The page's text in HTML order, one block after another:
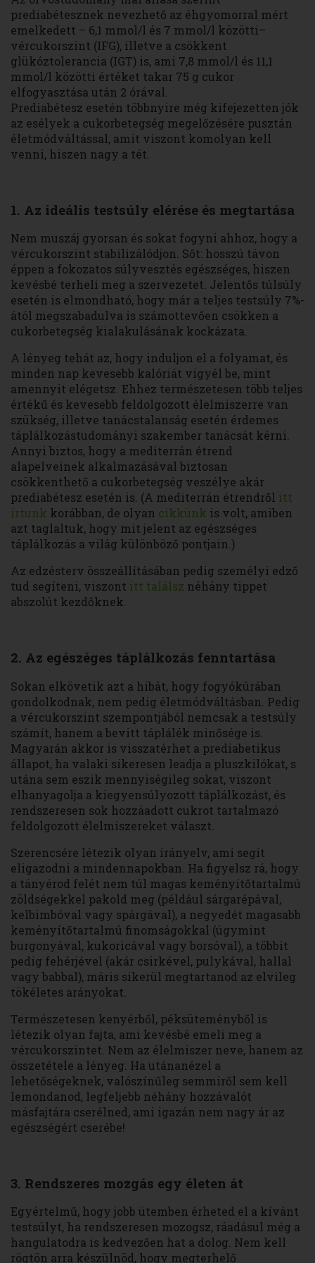
prediabétesznek nevezhető az éhgyomorral mért
emelkedett – 6,1 mmol/l és 7 mmol/l közötti–
vércukorszint (IFG), illetve a csökkent
glükóztolerancia (IGT) is, ami 7,8 mmol/l és 11,1
mmol/l közötti értéket takar 75 g cukor
elfogyasztása után 2 órával.
Prediabétesz esetén többnyire még kifejezetten jók
az esélyek a cukorbetegség megelőzésére pusztán
életmódváltással, amit viszont komolyan kell
venni, hiszen nagy a tét.
1. Az ideális testsúly elérése és megtartása
Nem muszáj gyorsan és sokat fogyni ahhoz, hogy a
vércukorszint stabilizálódjon. Sőt: hosszú távon
éppen a fokozatos súlyvesztés egészséges, hiszen
kevésbé terheli meg a szervezetet. Jelentős túlsúly
esetén is elmondható, hogy már a teljes testsúly 7%-
ától megszabadulva is számottevően csökken a
cukorbetegség kialakulásának kockázata.
A lényeg tehát az, hogy induljon el a folyamat, és
minden nap kevesebb kalóriát vigyél be, mint
amennyit elégetsz. Ehhez természetesen több teljes
értékű és kevesebb feldolgozott élelmiszerre van
szükség, illetve tanácstalanság esetén érdemes
táplálkozástudományi szakember tanácsát kérni.
Annyi biztos, hogy a mediterrán étrend
alapelveinek alkalmazásával biztosan
csökkenthető a cukorbetegség veszélye akár
prediabétesz esetén is. (A mediterrán étrendről itt
írtunk korábban, de olyan cikkünk is volt, amiben
azt taglaltuk, hogy mit jelent az egészséges
táplálkozás a világ különböző pontjain.)
Az edzésterv összeállításában pedig személyi edző
tud segíteni, viszont itt találsz néhány tippet
abszolút kezdőknek.
2. Az egészéges táplálkozás fenntartása
Sokan elkövetik azt a hibát, hogy fogyókúrában
gondolkodnak, nem pedig életmódváltásban. Pedig
a vércukorszint szempontjából nemcsak a testsúly
számít, hanem a bevitt táplálék minősége is.
Magyarán akkor is visszatérhet a prediabetikus
állapot, ha valaki sikeresen leadja a pluszkilókat, s
utána sem eszik mennyiségileg sokat, viszont
elhanyagolja a kiegyensúlyozott táplálkozást, és
rendszeresen sok hozzáadott cukrot tartalmazó
feldolgozott élelmiszereket választ.
Szerencsére létezik olyan irányelv, ami segít
eligazodni a mindennapokban. Ha figyelsz rá, hogy
a tányérod felét nem túl magas keményítőtartalmú
zöldségekkel pakold meg (például sárgarépával,
kelbimbóval vagy spárgával), a negyedét magasabb
keményítőtartalmú finomságokkal (úgymint
burgonyával, kukoricával vagy borsóval), a többit
pedig fehérjével (akár csirkével, pulykával, hallal
vagy babbal), máris sikerül megtartanod az elvileg
tökéletes arányokat.
Természetesen kenyérből, péksüteményből is
létezik olyan fajta, ami kevésbé emeli meg a
vércukorszintet. Nem az élelmiszer neve, hanem az
összetétele a lényeg. Ha utánanézel a
lehetőségeknek, valószínűleg semmiről sem kell
lemondanod, legfeljebb néhány hozzávalót
másfajtára cserélned, ami igazán nem nagy ár az
egészségért cserébe!
3. Rendszeres mozgás egy életen át
Egyértelmű, hogy jobb ütemben érheted el a kívánt
testsúlyt, ha rendszeresen mozogsz, ráadásul még a
hangulatodra is kedvezően hat a dolog. Nem kell
rögtön arra készülnöd, hogy megterhelő